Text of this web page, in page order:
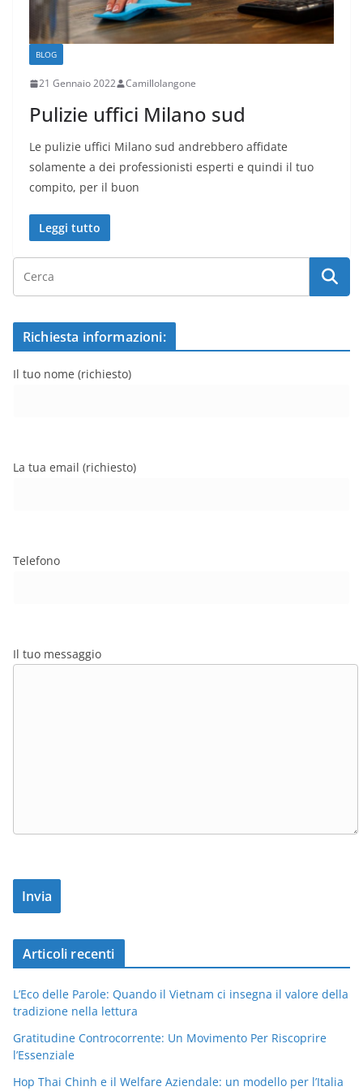
BLOG
21 Gennaio 2022 Camillolangone
Pulizie uffici Milano sud
Le pulizie uffici Milano sud andrebbero affidate
solamente a dei professionisti esperti e quindi il tuo
compito, per il buon
Leggi tutto
Richiesta informazioni:
Il tuo nome (richiesto)
La tua email (richiesto)
Telefono
Il tuo messaggio
Articoli recenti
L’Eco delle Parole: Quando il Vietnam ci insegna il valore della
tradizione nella lettura
Gratitudine Controcorrente: Un Movimento Per Riscoprire
l’Essenziale
Hop Thai Chinh e il Welfare Aziendale: un modello per l’Italia